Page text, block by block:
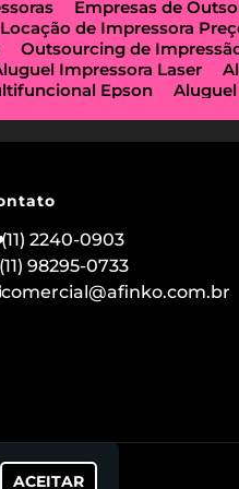
Empresas de
Locação de Impressora
Outsourcing de
Impressora Laser
Epson
Locação de
Locação de Máquina
Laser Aluguel de
Comércios
Locação
Escolas
Serviço de
Evento
Multifuncionais em
(11) 2240-0903
(11) 98295-0733
comercial@afinko.com.br
ACEITAR